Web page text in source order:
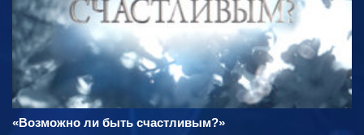
«Возможно ли быть счастливым?»